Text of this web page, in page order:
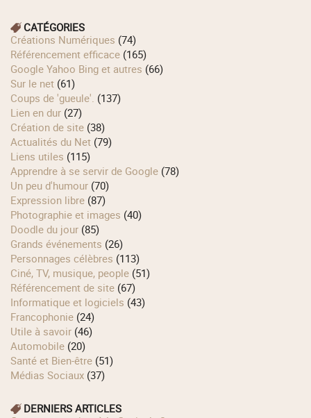
CATÉGORIES
Créations Numériques (74)
Référencement efficace (165)
Google Yahoo Bing et autres (66)
Sur le net (61)
Coups de 'gueule'. (137)
Lien en dur (27)
Création de site (38)
Actualités du Net (79)
Liens utiles (115)
Apprendre à se servir de Google (78)
Un peu d'humour (70)
Expression libre (87)
Photographie et images (40)
Doodle du jour (85)
Grands événements (26)
Personnages célèbres (113)
Ciné, TV, musique, people (51)
Référencement de site (67)
Informatique et logiciels (43)
Francophonie (24)
Utile à savoir (46)
Automobile (20)
Santé et Bien-être (51)
Médias Sociaux (37)
DERNIERS ARTICLES